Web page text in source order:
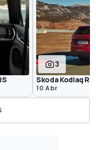
3
Skoda Kodiaq
10 Abr